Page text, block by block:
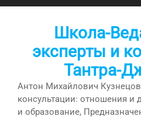
Перейти
Школа-
эксперты и
Тантра-
Антон Михайлович
консультации: отношения и
и образование,